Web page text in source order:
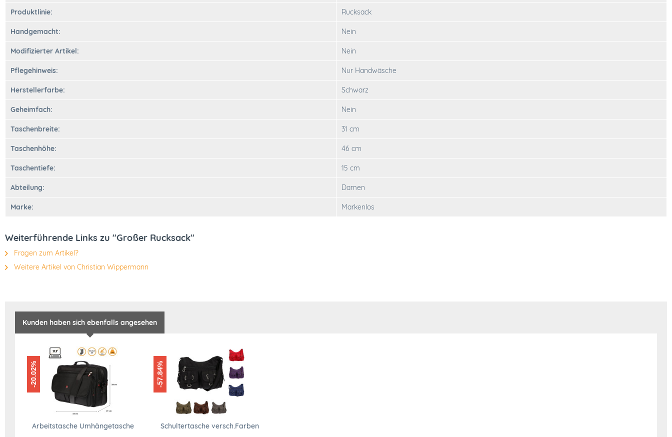
Produktlinie: Rucksack
Handgemacht: Nein
Modifizierter Artikel: Nein
Pflegehinweis: Nur Handwäsche
Herstellerfarbe: Schwarz
Geheimfach: Nein
Taschenbreite: 31 cm
Taschenhöhe: 46 cm
Taschentiefe: 15 cm
Abteilung: Damen
Marke: Markenlos
Weiterführende Links zu "Großer Rucksack"
Fragen zum Artikel?
Weitere Artikel von Christian Wippermann
Kunden haben sich ebenfalls angesehen
-20.02%
Arbeitstasche Umhängetasche
-57.84%
Schultertasche versch.Farben